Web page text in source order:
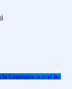
în Constanța, a avut loc